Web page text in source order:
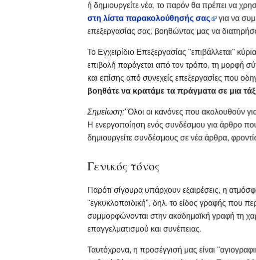
ή δημιουργείτε νέα, το παρόν θα πρέπει να
στη λίστα παρακολούθησής σας
για να
επεξεργασίας σας, βοηθώντας μας να
Το Εγχειρίδιο Επεξεργασίας "επιβάλλεται"
επιβολή παράγεται από τον τρόπο, τη μορφή
και επίσης από συνεχείς επεξεργασίες που
βοηθάτε να κρατάμε τα πράγματα σε μια
Σημείωση:'Όλοι οι κανόνες που ακολουθούν
Η ενεργοποίηση ενός συνδέσμου για άρθρο
δημιουργείτε συνδέσμους σε νέα άρθρα,
Γενικός τόνος
Παρότι σίγουρα υπάρχουν εξαιρέσεις, η
"εγκυκλοπαιδική", δηλ. το είδος γραφής που
συμμορφώνονται στην ακαδημαϊκή γραφή τη
επαγγελματισμού και συνέπειας.
Ταυτόχρονα, η προσέγγισή μας είναι